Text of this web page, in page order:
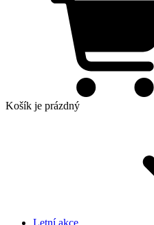
Košík je prázdný
Letní akce